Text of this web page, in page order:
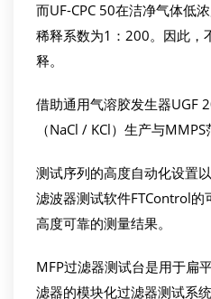
而UF-CPC 50在洁净气体低
稀释系数为1：200。因此，
释。
借助通用气溶胶发生器UGF
（NaCl / KCl）生产与
测试序列的高度自动化设置
滤波器测试软件FTControl
高度可靠的测量结果。
MFP过滤器测试台是用于扁
滤器的模块化过滤器测试系